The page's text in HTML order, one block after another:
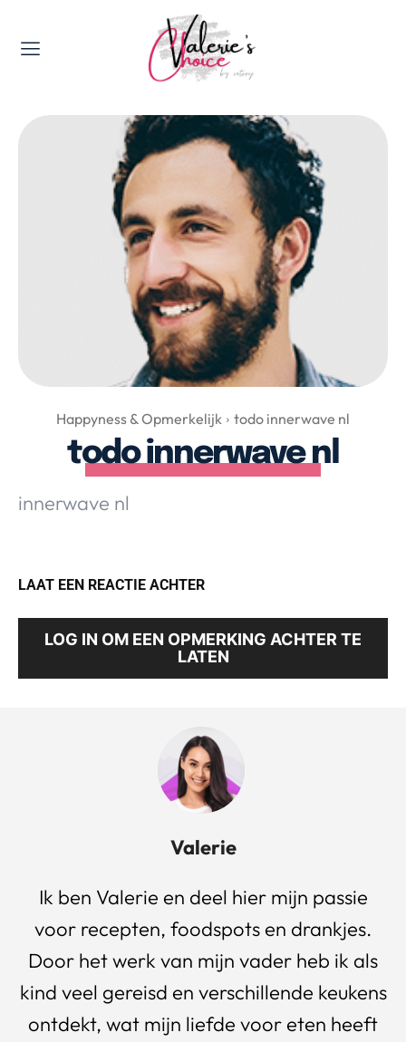
Valerie's Topics
Travel & Culture
Food & Drinks
Happyness & Opmerkelijk
Lifestyle, Sport & Duurzaamheid
Gadgets & Tech
Top 5 van Valerie
Health & Beauty
Huis & Tuin
Nieuws & Media
Over Valerie
Over Valerie
De Top 5
Food & Drinks Health & Beauty Gadgets
Huis & Tuin
Travel
Lifestyle
Happyness & Opmerkelijk todo innerwave nl
todo innerwave nl
innerwave nl
LAAT EEN REACTIE ACHTER
LOG IN OM EEN OPMERKING ACHTER TE
LATEN
Valerie
Ik ben Valerie en deel hier mijn passie
voor recepten, foodspots en drankjes.
Door het werk van mijn vader heb ik als
kind veel gereisd en verschillende keukens
ontdekt, wat mijn liefde voor eten heeft